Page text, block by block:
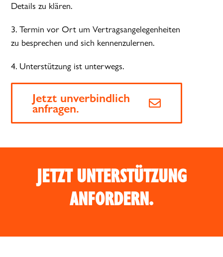
Details zu klären.
3. Termin vor Ort um Vertragsangelegenheiten
zu besprechen und sich kennenzulernen.
4. Unterstützung ist unterwegs.
Jetzt unverbindlich
anfragen.
JETZT UNTERSTÜTZUNG
ANFORDERN.